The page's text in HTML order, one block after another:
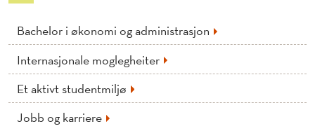
Bachelor i økonomi og administrasjon
Internasjonale moglegheiter
Et aktivt studentmiljø
Jobb og karriere